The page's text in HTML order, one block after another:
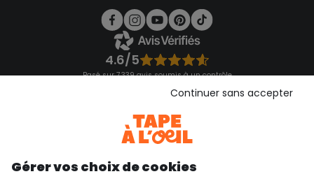
4.6/5
Basé sur 7 339 avis soumis à un contrôle
Consulter les CGU
Gérer vos choix de cookies
Continuer sans accepter